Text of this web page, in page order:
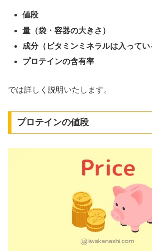
値段
量（袋・容器の大きさ）
成分（ビタミンミネラルは入ってい
プロテインの含有率
では詳しく説明いたします。
プロテインの値段